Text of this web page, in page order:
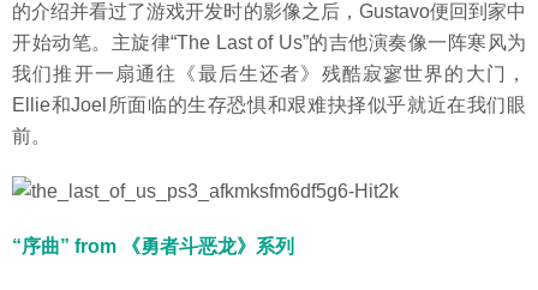
的介绍并看过了游戏开发时的影像之后，Gustavo便回到家中
开始动笔。主旋律“The Last of Us”的吉他演奏像一阵寒风为
我们推开一扇通往《最后生还者》残酷寂寥世界的大门，
Ellie和Joel所面临的生存恐惧和艰难抉择似乎就近在我们眼
前。
“序曲” from 《勇者斗恶龙》系列